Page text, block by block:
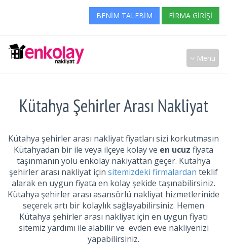
BENIM TALEBIM FIRMA GIRIŞI
Menü
Kütahya Şehirler Arası Nakliyat
Kütahya şehirler arası nakliyat fiyatları sizi korkutmasın
Kütahyadan bir ile veya ilçeye kolay ve en ucuz fiyata
taşınmanın yolu enkolay nakiyattan geçer. Kütahya
şehirler arası nakliyat için sitemizdeki firmalardan teklif
alarak en uygun fiyata en kolay şekide taşınabilirsiniz.
Kütahya şehirler arası asansörlü nakliyat hizmetlerinide
seçerek artı bir kolaylık sağlayabilirsiniz. Hemen
Kütahya şehirler arası nakliyat için en uygun fiyatı
sitemiz yardımı ile alabilir ve evden eve nakliyenizi
yapabilirsiniz.